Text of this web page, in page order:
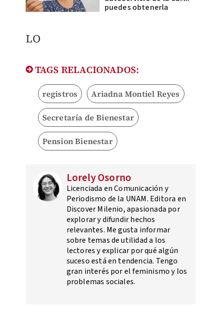
puedes obtenerla
LO
TAGS RELACIONADOS:
registros Ariadna Montiel Reyes
Secretaría de Bienestar
Pension Bienestar
Lorely Osorno
Licenciada en Comunicación y
Periodismo de la UNAM. Editora en
Discover Milenio, apasionada por
explorar y difundir hechos
relevantes. Me gusta informar
sobre temas de utilidad a los
lectores y explicar por qué algún
suceso está en tendencia. Tengo
gran interés por el feminismo y los
problemas sociales.